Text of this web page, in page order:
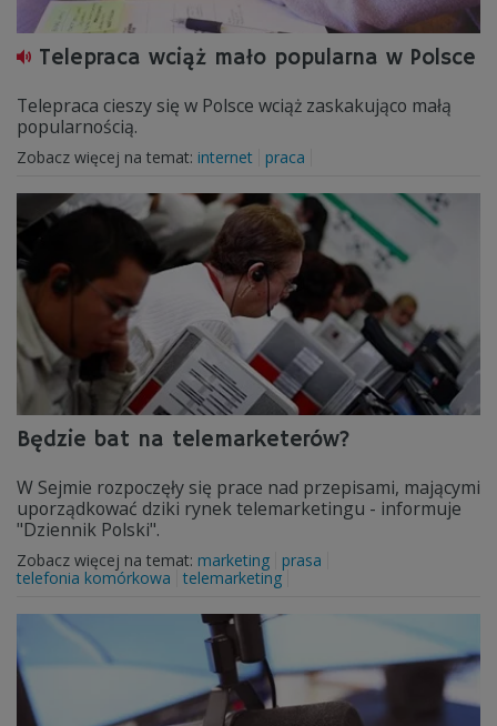
Telepraca wciąż mało popularna w Polsce
Telepraca cieszy się w Polsce wciąż zaskakująco małą
popularnością.
Zobacz więcej na temat: internet praca
Będzie bat na telemarketerów?
W Sejmie rozpoczęły się prace nad przepisami, mającymi
uporządkować dziki rynek telemarketingu - informuje
"Dziennik Polski".
Zobacz więcej na temat: marketing
prasa
telefonia komórkowa
telemarketing